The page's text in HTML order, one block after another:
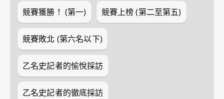
競賽獲勝！ (第一) 競賽上榜 (第二至第五)
競賽敗北 (第六名以下)
乙名史記者的愉悅採訪
乙名史記者的徹底採訪